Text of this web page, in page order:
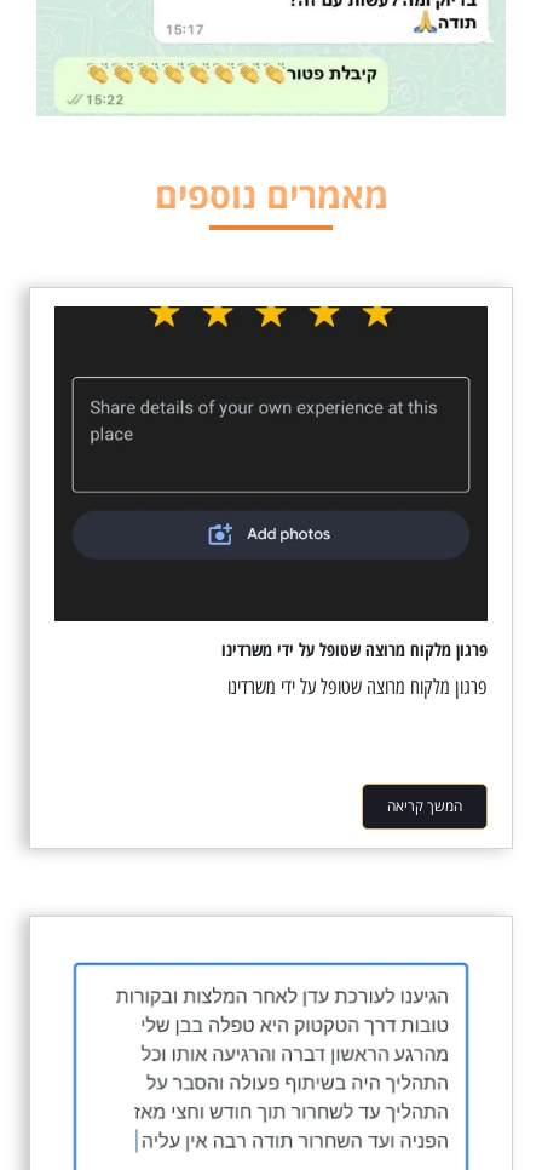
מאמרים נוספים
פרגון מלקוח מרוצה שטופל על ידי משרדינו
פרגון מלקוח מרוצה שטופל על ידי משרדינו
המשך קריאה